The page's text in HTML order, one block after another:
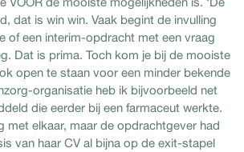
dat is win win. Vaak begint de invulling
of een interim-opdracht met een vraag
Dat is prima. Toch kom je bij de mooiste
open te staan voor een minder bekende
organisatie heb ik bijvoorbeeld net
die eerder bij een farmaceut werkte.
met elkaar, maar de opdrachtgever had
van haar CV al bijna op de exit-stapel